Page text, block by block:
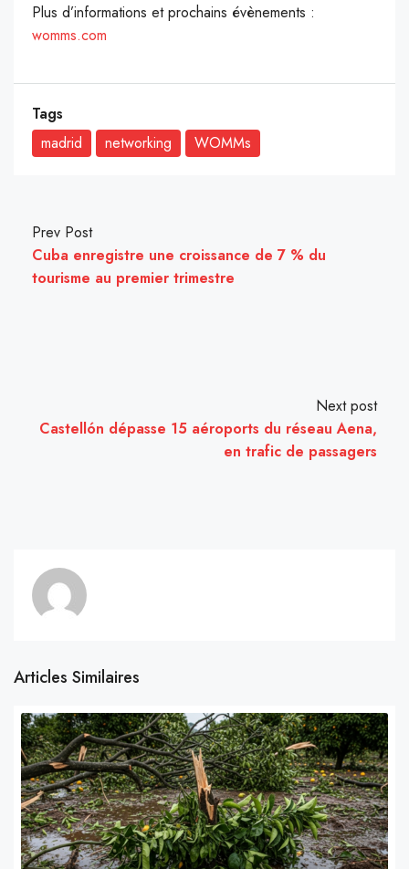
Plus d’informations et prochains évènements :
womms.com
Tags
madrid
networking WOMMs
Prev Post
Cuba enregistre une croissance de 7 % du
tourisme au premier trimestre
Next post
Castellón dépasse 15 aéroports du réseau Aena,
en trafic de passagers
Articles Similaires